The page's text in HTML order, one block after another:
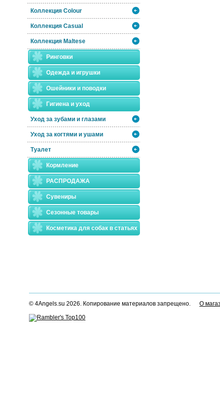
Коллекция Colour
Коллекция Casual
Коллекция Maltese
Ринговки
Одежда и игрушки
Ошейники и поводки
Гигиена и уход
Уход за зубами и глазами
Уход за когтями и ушами
Туалет
Кормление
РАСПРОДАЖА
Сувениры
Сезонные товары
Косметика для собак в статьях
© 4Angels.su 2026. Копирование материалов запрещено. О